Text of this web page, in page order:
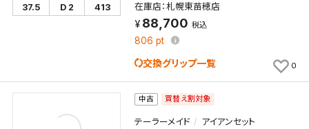
37.5 D 2 413 在庫店：札幌東苗穂店
88,700 税込
806 pt
交換グリップ一覧 0
中古 買替え割対象
テーラーメイド アイアンセット